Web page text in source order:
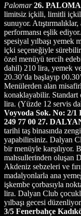
Palomar26.
limitsiz içkili, limitli içkili
sunuyor.
performansı eşlik
spesiyal yılbaşı yemek
içki seçeneğiyle
özel menüyü tercih
dahil) 210 lira, yemek
20.30’da başlayıp
Menülerden alan
konaklayabilir. Standart
lira. (Yüzde 12 servis
Voyvoda Sok. No: 2/
249 77 00 27.
tarihi taş binasında
yapabilirsiniz. Dalyan
bir menüyle karşılıyor.
mahsullerinden oluşan
Akdeniz sebzeleri ve
madalyonlarla ana
işkembe çorbasıyla
lira. Dalyan Club
yılbaşı gecesi
3/5 Fenerbahçe